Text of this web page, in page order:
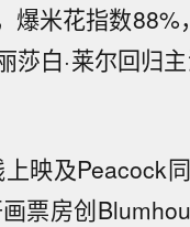
爆米花指数88%
白·莱尔回归
映及Peacock
票房创